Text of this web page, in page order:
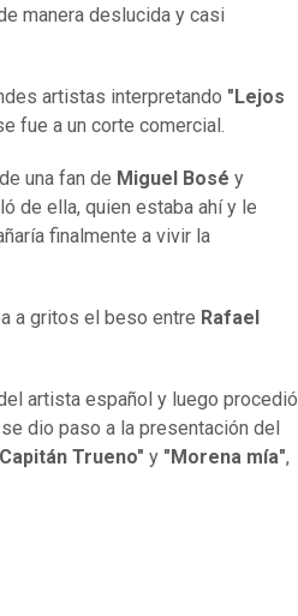
manera deslucida y casi
artistas interpretando "Lejos
fue a un corte comercial.
una fan de Miguel Bosé y
de ella, quien estaba ahí y le
finalmente a vivir la
a gritos el beso entre Rafael
artista español y luego procedió
dio paso a la presentación del
Trueno" y "Morena mía",